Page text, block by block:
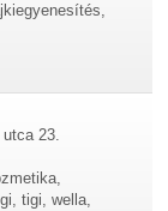
23.
tigi, wella,